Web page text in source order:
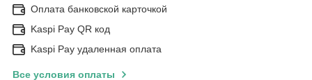
Оплата банковской карточкой
Kaspi Pay QR код
Kaspi Pay удаленная оплата
Все условия оплаты